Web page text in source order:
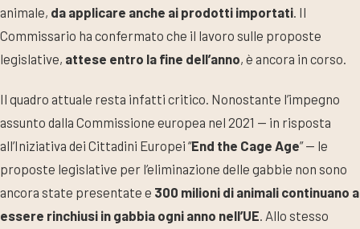
animale, da applicare anche ai prodotti importati . Il
Commissario ha confermato che il lavoro sulle proposte
legislative, attese entro la fine dell’anno, è ancora in corso.
Il quadro attuale resta infatti critico. Nonostante l’impegno
assunto dalla Commissione europea nel 2021 — in risposta
all’Iniziativa dei Cittadini Europei “End the Cage Age” — le
proposte legislative per l’eliminazione delle gabbie non sono
ancora state presentate e 300 milioni di animali continuano a
essere rinchiusi in gabbia ogni anno nell’UE . Allo stesso